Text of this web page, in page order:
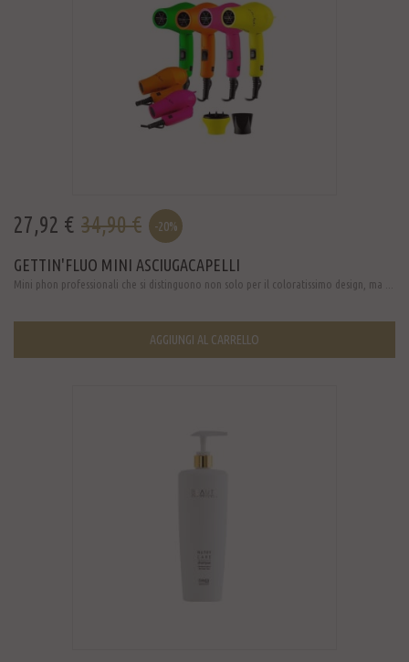
27,92 € 34,90 € -20%
GETTIN'FLUO MINI ASCIUGACAPELLI
Mini phon professionali che si distinguono non solo per il coloratissimo design, ma ...
AGGIUNGI AL CARRELLO